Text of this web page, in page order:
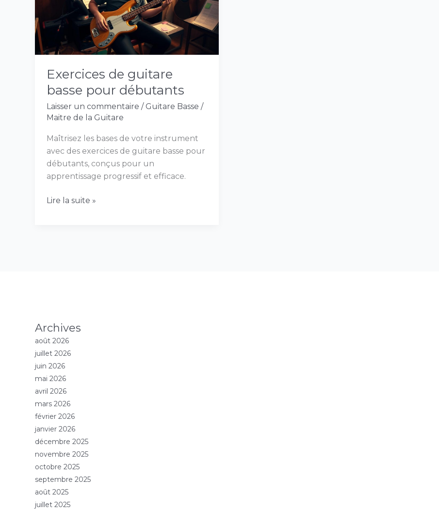
Exercices de guitare
basse pour débutants
Laisser un commentaire /Guitare Basse /
Maitre de la Guitare
Maîtrisez les bases de votre instrument
avec des exercices de guitare basse pour
débutants, conçus pour un
apprentissage progressif et efficace.
pour
débutants
Lire la suite »
Archives
août 2026
juillet 2026
juin 2026
mai 2026
avril 2026
mars 2026
février 2026
janvier 2026
décembre 2025
novembre 2025
octobre 2025
septembre 2025
août 2025
juillet 2025